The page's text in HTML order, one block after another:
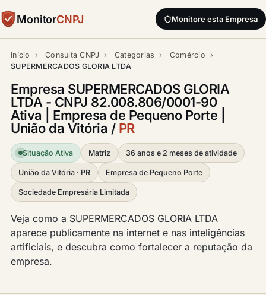
MonitorCNPJ Monitore esta Empresa
Início › Consulta CNPJ › Categorias › Comércio ›
SUPERMERCADOS GLORIA LTDA
Empresa SUPERMERCADOS GLORIA
LTDA - CNPJ 82.008.806/0001-90
Ativa | Empresa de Pequeno Porte |
União da Vitória / PR
Situação Ativa Matriz 36 anos e 2 meses de atividade
União da Vitória · PR Empresa de Pequeno Porte
Sociedade Empresária Limitada
Veja como a SUPERMERCADOS GLORIA LTDA
aparece publicamente na internet e nas inteligências
artificiais, e descubra como fortalecer a reputação da
empresa.